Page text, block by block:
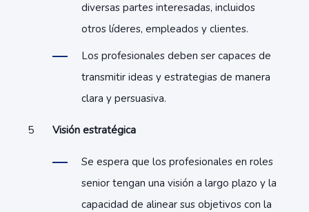
diversas partes interesadas, incluidos
otros líderes, empleados y clientes.
Los profesionales deben ser capaces de
transmitir ideas y estrategias de manera
clara y persuasiva.
Visión estratégica
Se espera que los profesionales en roles
senior tengan una visión a largo plazo y la
capacidad de alinear sus objetivos con la